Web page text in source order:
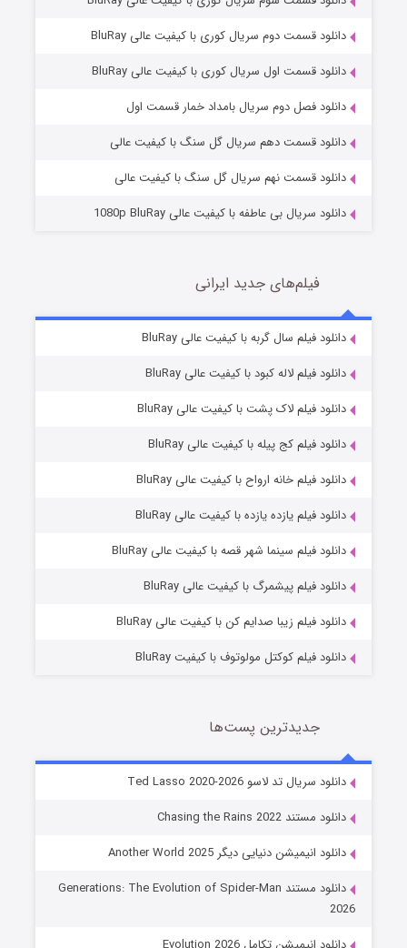
مردگان متحرک: شهر مرده ۳
قسمت2 (زیرنویس) منتشر شد
قسمت7 (زیرنویس) منتشر شد
خاندان اژدها فصل ۳
دانلود قسمت دوم سریال کوری با کیفیت عالی BluRay
دانلود قسمت اول سریال کوری با کیفیت عالی BluRay
دانلود فصل دوم سریال بامداد خمار قسمت اول
دانلود قسمت دهم سریال گل سنگ با کیفیت عالی
دانلود قسمت نهم سریال گل سنگ با کیفیت عالی
دانلود سریال بی عاطفه با کیفیت عالی 1080p BluRay
فیلم‌های جدید ایرانی
دانلود فیلم سال گربه با کیفیت عالی BluRay
دانلود فیلم لاله کبود با کیفیت عالی BluRay
دانلود فیلم لاک پشت با کیفیت عالی BluRay
دانلود فیلم کج‌ پیله با کیفیت عالی BluRay
دانلود فیلم خانه ارواح با کیفیت عالی BluRay
دانلود فیلم یازده یازده با کیفیت عالی BluRay
دانلود فیلم سینما شهر قصه با کیفیت عالی BluRay
دانلود فیلم پیشمرگ با کیفیت عالی BluRay
دانلود فیلم زیبا صدایم کن با کیفیت عالی BluRay
دانلود فیلم کوکتل مولوتوف با کیفیت BluRay
جدیدترین پست‌ها
دانلود سریال تد لاسو Ted Lasso 2020-2026
دانلود مستند Chasing the Rains 2022
دانلود انیمیشن دنیایی دیگر Another World 2025
دانلود مستند Generations: The Evolution of Spider-Man
2026